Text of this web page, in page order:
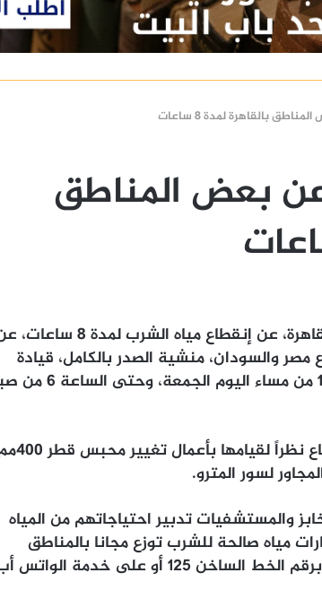
بالقاهرة لمدة 8 ساعات
بعض المناطق
أعلنت شركة مياه الشرب في محافظة القاهرة، عن إنقطاع مياه الشرب لمدة 8
والسودان، منشية الصدر بالكامل، قيادة
حرس الحدود، وذلك اعتبارا من الساعة 10 من مساء اليوم
وأرجعت شركة مياه القاهرة، سبب الانقطاع نظراً
لسور المترو.
والمستشفيات تدبير احتياجاتهم من المياه
مياه صالحة للشرب توزع مجانا بالمناطق
المتأثرة، وفى حالة طلبها يرجى الاتصال برقم الخط الساخن 125 أو على خدمة